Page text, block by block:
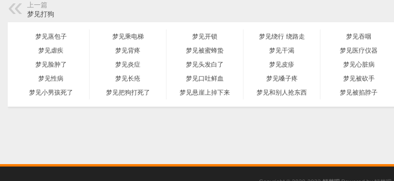
上一篇
梦见打狗
梦见蒸包子 梦见乘电梯 梦见开锁 梦见绕行 绕路走 梦见吞咽
梦见虐疾
梦见背疼 梦见被蜜蜂蛰 梦见干渴 梦见医疗仪器
梦见脸肿了
梦见炎症 梦见头发白了 梦见皮疹 梦见心脏病
梦见性病
梦见长疮 梦见口吐鲜血 梦见嗓子疼 梦见被砍手
梦见小男孩死了
梦见把狗打死了 梦见悬崖上掉下来 梦见和别人抢东西 梦见被掐脖子